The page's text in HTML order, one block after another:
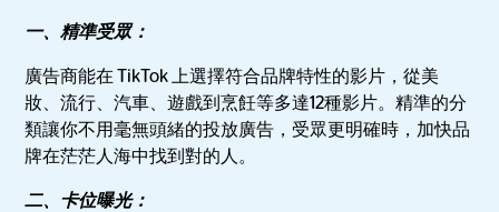
一、精準受眾：
廣告商能在 TikTok 上選擇符合品牌特性的影片，從美
妝、流行、汽車、遊戲到烹飪等多達12種影片。精準的分
類讓你不用毫無頭緒的投放廣告，受眾更明確時，加快品
牌在茫茫人海中找到對的人。
二、卡位曝光：